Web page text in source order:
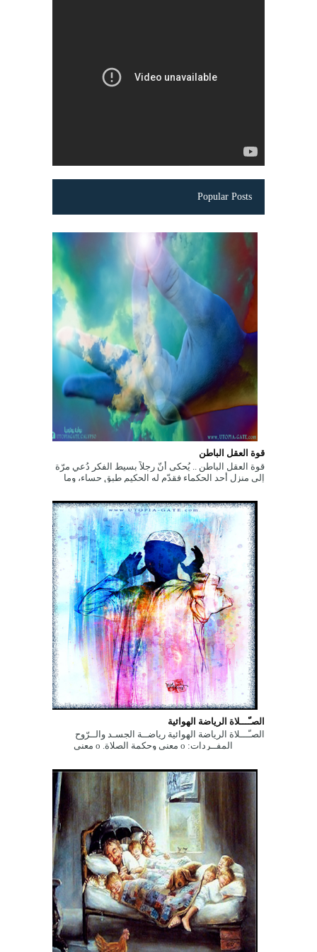
Popular Posts
قوة العقل الباطن
قوة العقل الباطن .. يُحكى أنّ رجلاً بسيط الفكر دُعي مرّة
إلى منزل أحد الحكماء فقدّم له الحكيم طبق حساء، وما
الصـّـــلاة الرياضة الهوائية
الصـّـــلاة الرياضة الهوائية رياضــة الجسـد والــرّوح
المفــردات: ο معنى وحكمة الصلاة. ο معنى